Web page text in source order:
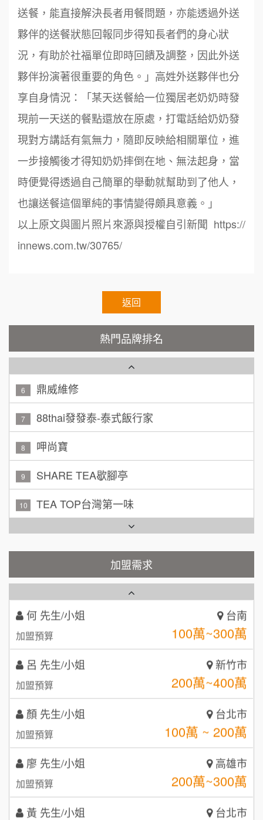
送餐，能直接解決長者用餐問題，亦能透過外送
夥伴的送餐狀態回報同步得知長者們的身心狀
況，有助於社福單位即時回饋及調整，因此外送
夥伴扮演著很重要的角色。」高姓外送夥伴也分
享自身情況：「某天送餐給一位獨居老奶奶時發
現前一天送的餐點還放在原處，打電話給奶奶發
現對方講話有氣無力，隨即反映給相關單位，進
一步接觸後才得知奶奶摔倒在地、無法起身，當
時便覺得透過自己簡單的舉動就幫助到了他人，
也讓送餐這個單純的事情變得頗具意義。」
以上原文與圖片照片來源與授權自引新聞 https://
innews.com.tw/30765/
返回
熱門品牌排名
6 鼎威維修
8 呷尚寶
9 SHARE TEA歇腳亭
TEA TOP台灣第一味
1 Cozy coffee可集咖啡
咖啡LOOK
6 鼎威維修
7 88thai發發泰-泰式飯行家
8 呷尚寶
9 SHARE TEA歇腳亭
10 TEA TOP台灣第一味
1 Cozy coffee可集咖啡
4 潮鍋癮
5 咖啡LOOK
88thai發發泰-泰式飯行家
8 呷尚寶
9 SHARE TEA歇腳亭
TEA TOP台灣第一味
加盟需求
周 先生/小姐 台北
加盟預算 100萬 ~150萬
徐 先生/小姐 新北市
加盟預算 50萬~75萬
何 先生/小姐 台南
加盟預算 100萬~300萬
呂 先生/小姐 新竹市
加盟預算
加盟預算
林 先生/小姐
100萬 ~ 200萬
加盟預算 100萬~200萬
周 先生/小姐 台北
加盟預算 100萬 ~150萬
加盟預算 50萬~75萬
何 先生/小姐 台南
加盟預算 100萬~300萬
呂 先生/小姐 新竹市
加盟預算 200萬~400萬
顏 先生/小姐 台北市
加盟預算 100萬 ~ 200萬
廖 先生/小姐 高雄市
加盟預算 200萬~300萬
黃 先生/小姐 台北市
【曉妍美妝】誠徵行政櫃檯
自助洗衣店誠徵代洗收送人員(台中市)
MUSHEN徵SPA美容芳療師
日十。早午食加盟說明會
拾鑶火鍋加盟說明會